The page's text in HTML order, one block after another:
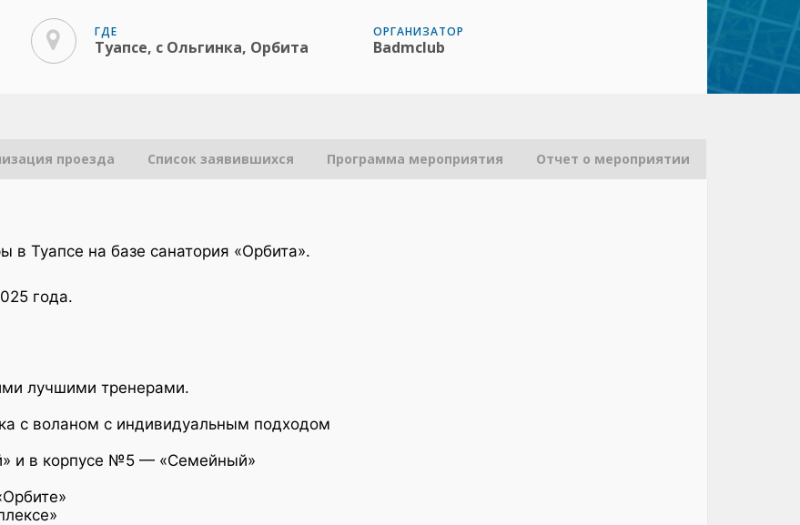
ГДЕ
Туапсе, с Ольгинка, Орбита
ОРГАНИЗАТОР
Badmclub
проезда Список заявившихся Программа мероприятия Отчет о мероприятии
в Туапсе на базе санатория «Орбита».
года.
лучшими тренерами.
с воланом с индивидуальным подходом
и в корпусе №5 — «Семейный»